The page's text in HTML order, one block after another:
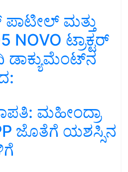
ಮತ್ತು
NOVO ಟ್ರಾಕ್ಟರ್
ಡಾಕ್ಯುಮೆಂಟ್‌ನ
ಮಹೀಂದ್ರಾ
ಜೊತೆಗೆ ಯಶಸ್ಸಿನ